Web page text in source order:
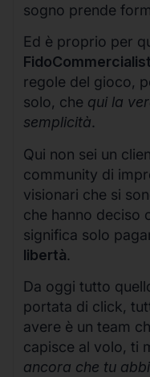
sogno prende
Ed è proprio per
regole del gioco,
solo, che qui la
semplicità.
Qui non sei un
community di
visionari che si
che hanno deciso
significa solo
libertà.
Da oggi tutto
portata di click,
avere è un team
capisce al volo, ti
ancora che tu